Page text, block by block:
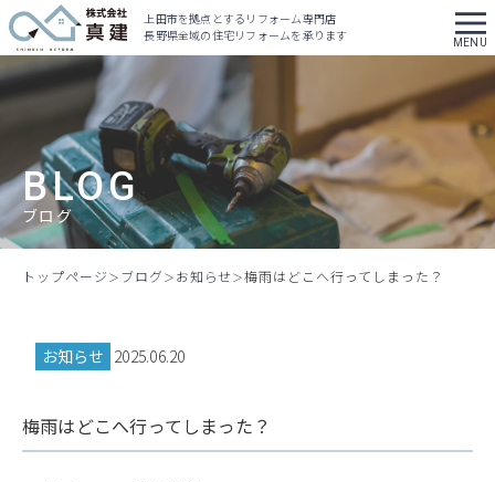
上田市を拠点とするリフォーム専門店
長野県全域の住宅リフォームを承ります
BLOG
ブログ
トップページ ブログ お知らせ 梅雨はどこへ行ってしまった？
お知らせ 2025.06.20
梅雨はどこへ行ってしまった？